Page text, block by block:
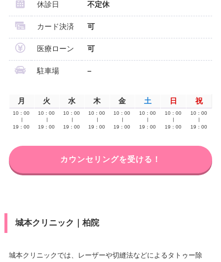
休診日 不定休
カード決済 可
医療ローン 可
駐車場 –
月 火 水 木 金 土 日 祝
10：00
19：00
10：00
19：00
10：00
19：00
10：00
19：00
10：00
19：00
10：00
19：00
10：00
19：00
10：00
19：00
カウンセリングを受ける！
城本クリニック｜柏院
城本クリニックでは、レーザーや切縫法などによるタトゥー除